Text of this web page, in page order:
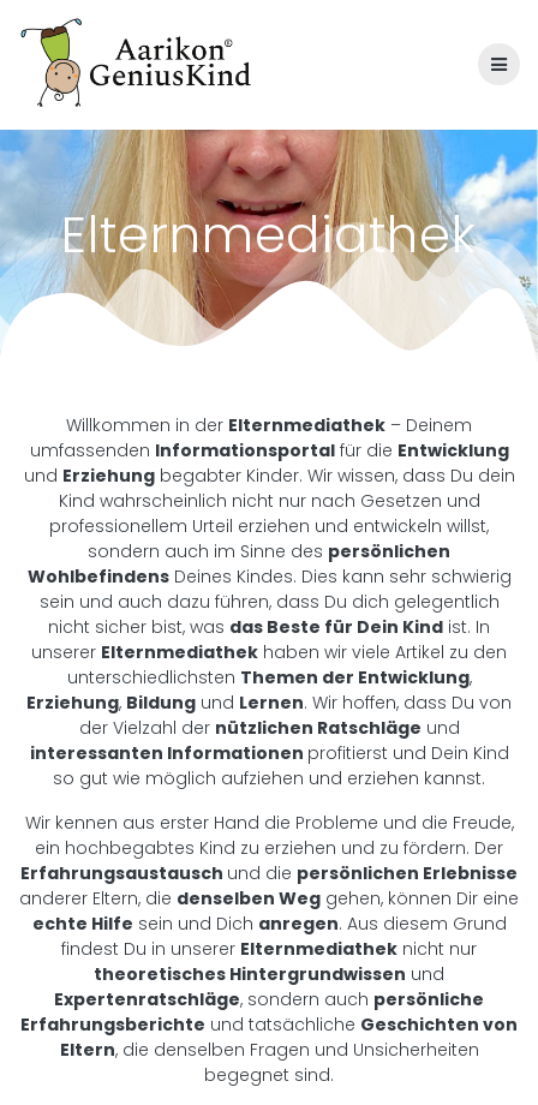
Elternmediathek
Willkommen in der Elternmediathek – Deinem
umfassenden Informationsportalfür die Entwicklung
und Erziehungbegabter Kinder. Wir wissen, dass Du dein
Kind wahrscheinlich nicht nur nach Gesetzen und
professionellem Urteil erziehen und entwickeln willst,
sondern auch im Sinne des persönlichen
WohlbefindensDeines Kindes. Dies kann sehr schwierig
sein und auch dazu führen, dass Du dich gelegentlich
nicht sicher bist, was das Beste für Dein Kind ist. In
unserer Elternmediathek haben wir viele Artikel zu den
unterschiedlichsten Themen der Entwicklung,
Erziehung, Bildung und Lernen. Wir hoffen, dass Du von
der Vielzahl der nützlichen Ratschläge und
interessanten Informationen profitierst und Dein Kind
so gut wie möglich aufziehen und erziehen kannst.
Wir kennen aus erster Hand die Probleme und die Freude,
ein hochbegabtes Kind zu erziehen und zu fördern. Der
Erfahrungsaustausch und die persönlichen Erlebnisse
anderer Eltern, die denselben Weg gehen, können Dir eine
echte Hilfe sein und Dich anregen. Aus diesem Grund
findest Du in unserer Elternmediathek nicht nur
theoretisches Hintergrundwissen und
Expertenratschläge, sondern auch persönliche
Erfahrungsberichte und tatsächliche Geschichten von
Eltern, die denselben Fragen und Unsicherheiten
begegnet sind.